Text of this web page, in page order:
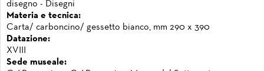
disegno - Disegni
Materia e tecnica:
Carta/ carboncino/ gessetto bianco, mm 290 x 390
Datazione:
XVIII
Sede museale: